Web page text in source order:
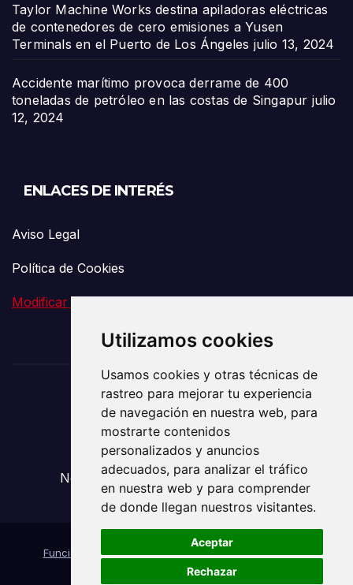
Utilizamos cookies
Usamos cookies y otras técnicas de
rastreo para mejorar tu experiencia
de navegación en nuestra web, para
mostrarte contenidos
personalizados y anuncios
adecuados, para analizar el tráfico
en nuestra web y para comprender
de donde llegan nuestros visitantes.
Aceptar
Rechazar
Taylor Machine Works destina apiladoras eléctricas
de contenedores de cero emisiones a Yusen
Terminals en el Puerto de Los Ángeles julio 13, 2024
Accidente marítimo provoca derrame de 400
toneladas de petróleo en las costas de Singapur julio
12, 2024
ENLACES DE INTERÉS
Aviso Legal
Política de Cookies
Modificar preferencia de Cookies
El Vigía de la
Comunicación
Noticias sobre Transporte y Mudanzas
Funciona gracias a WordPress|Tema: News Way por
Themeansar.